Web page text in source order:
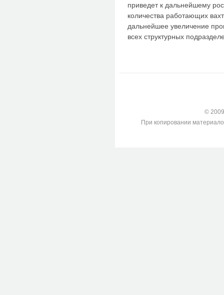
приведет к дальнейшему
количества работающих
дальнейшее увеличение
всех структурных
©
При копировании